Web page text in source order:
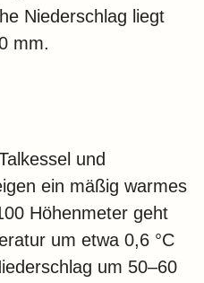
Niederschlag liegt
mm.
und
ein mäßig warmes
Höhenmeter geht
um etwa 0,6 °C
um 50–60